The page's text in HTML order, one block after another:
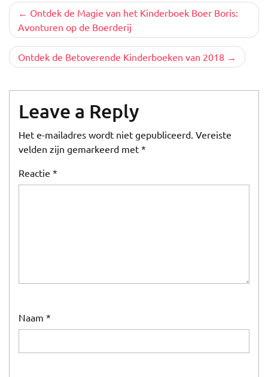
Berichtnavigatie
Ontdek de Magie van het Kinderboek Boer Boris:
Avonturen op de Boerderij
Ontdek de Betoverende Kinderboeken van 2018
Leave a Reply
Het e-mailadres wordt niet gepubliceerd. Vereiste
velden zijn gemarkeerd met *
Reactie *
Naam *